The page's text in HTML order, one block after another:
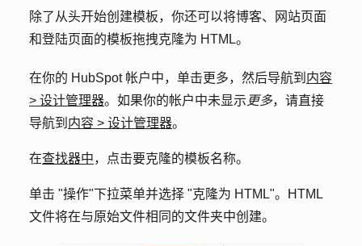
除了从头开始创建模板，你还可以将博客、网站页面
和登陆页面的模板拖拽克隆为 HTML。
在你的 HubSpot 帐户中，单击更多，然后导航到 内容
> 设计管理器。如果你的帐户中未显示 更多，请直接
导航到 内容 > 设计管理器。
在查找器中，点击要克隆的模板名称。
单击 "操作"下拉菜单并选择 "克隆为 HTML"。HTML
文件将在与原始文件相同的文件夹中创建。